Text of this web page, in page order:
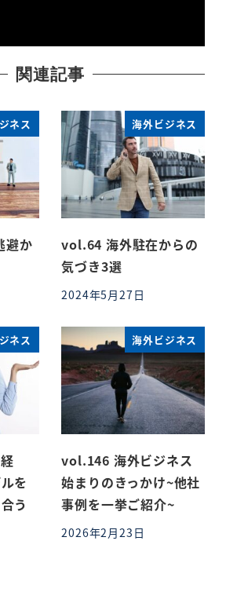
関連記事
ネス
避か
海外ビジネス
vol.64 海外駐在からの
気づき3選
投稿日
2024年5月27日
ネス
を
う
海外ビジネス
vol.146 海外ビジネス
始まりのきっかけ~他社
事例を一挙ご紹介~
投稿日
2026年2月23日